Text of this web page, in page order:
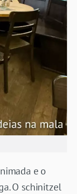
e o
O schinitzel